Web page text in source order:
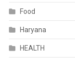
Food
Haryana
HEALTH